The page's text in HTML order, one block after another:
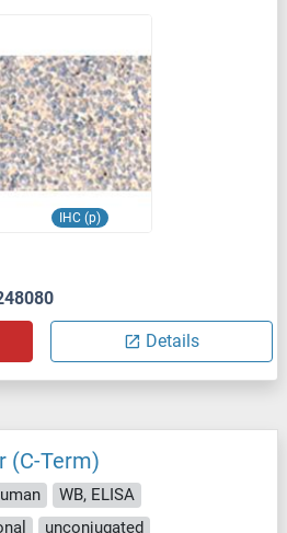
IHC (p)
Details
(C-Term)
WB, ELISA
unconjugated